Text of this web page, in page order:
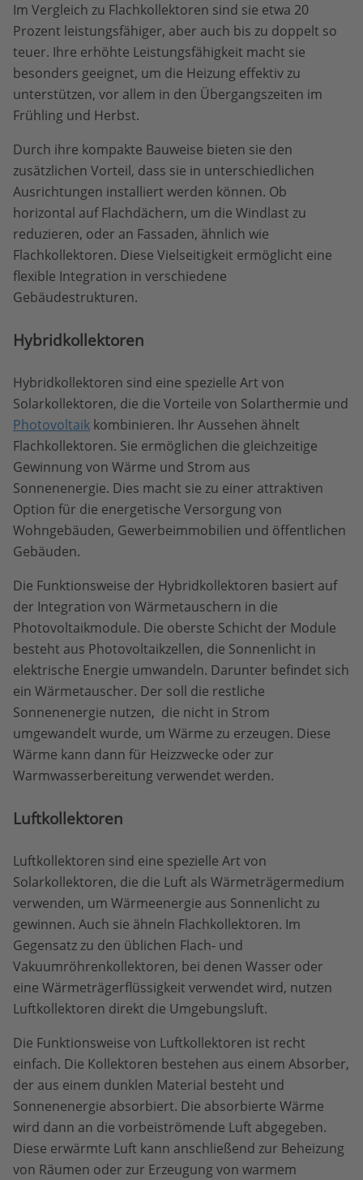
Im Vergleich zu Flachkollektoren sind sie etwa 20
Prozent leistungsfähiger, aber auch bis zu doppelt so
teuer. Ihre erhöhte Leistungsfähigkeit macht sie
besonders geeignet, um die Heizung effektiv zu
unterstützen, vor allem in den Übergangszeiten im
Frühling und Herbst.
Durch ihre kompakte Bauweise bieten sie den
zusätzlichen Vorteil, dass sie in unterschiedlichen
Ausrichtungen installiert werden können. Ob
horizontal auf Flachdächern, um die Windlast zu
reduzieren, oder an Fassaden, ähnlich wie
Flachkollektoren. Diese Vielseitigkeit ermöglicht eine
flexible Integration in verschiedene
Gebäudestrukturen.
Hybridkollektoren
Hybridkollektoren sind eine spezielle Art von
Solarkollektoren, die die Vorteile von Solarthermie und
Photovoltaik kombinieren. Ihr Aussehen ähnelt
Flachkollektoren. Sie ermöglichen die gleichzeitige
Gewinnung von Wärme und Strom aus
Sonnenenergie. Dies macht sie zu einer attraktiven
Option für die energetische Versorgung von
Wohngebäuden, Gewerbeimmobilien und öffentlichen
Gebäuden.
Die Funktionsweise der Hybridkollektoren basiert auf
der Integration von Wärmetauschern in die
Photovoltaikmodule. Die oberste Schicht der Module
besteht aus Photovoltaikzellen, die Sonnenlicht in
elektrische Energie umwandeln. Darunter befindet sich
ein Wärmetauscher. Der soll die restliche
Sonnenenergie nutzen, die nicht in Strom
umgewandelt wurde, um Wärme zu erzeugen. Diese
Wärme kann dann für Heizzwecke oder zur
Warmwasserbereitung verwendet werden.
Luftkollektoren
Luftkollektoren sind eine spezielle Art von
Solarkollektoren, die die Luft als Wärmeträgermedium
verwenden, um Wärmeenergie aus Sonnenlicht zu
gewinnen. Auch sie ähneln Flachkollektoren. Im
Gegensatz zu den üblichen Flach- und
Vakuumröhrenkollektoren, bei denen Wasser oder
eine Wärmeträgerflüssigkeit verwendet wird, nutzen
Luftkollektoren direkt die Umgebungsluft.
Die Funktionsweise von Luftkollektoren ist recht
einfach. Die Kollektoren bestehen aus einem Absorber,
der aus einem dunklen Material besteht und
Sonnenenergie absorbiert. Die absorbierte Wärme
wird dann an die vorbeiströmende Luft abgegeben.
Diese erwärmte Luft kann anschließend zur Beheizung
von Räumen oder zur Erzeugung von warmem